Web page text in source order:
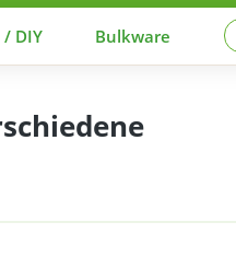
DIY Bulkware